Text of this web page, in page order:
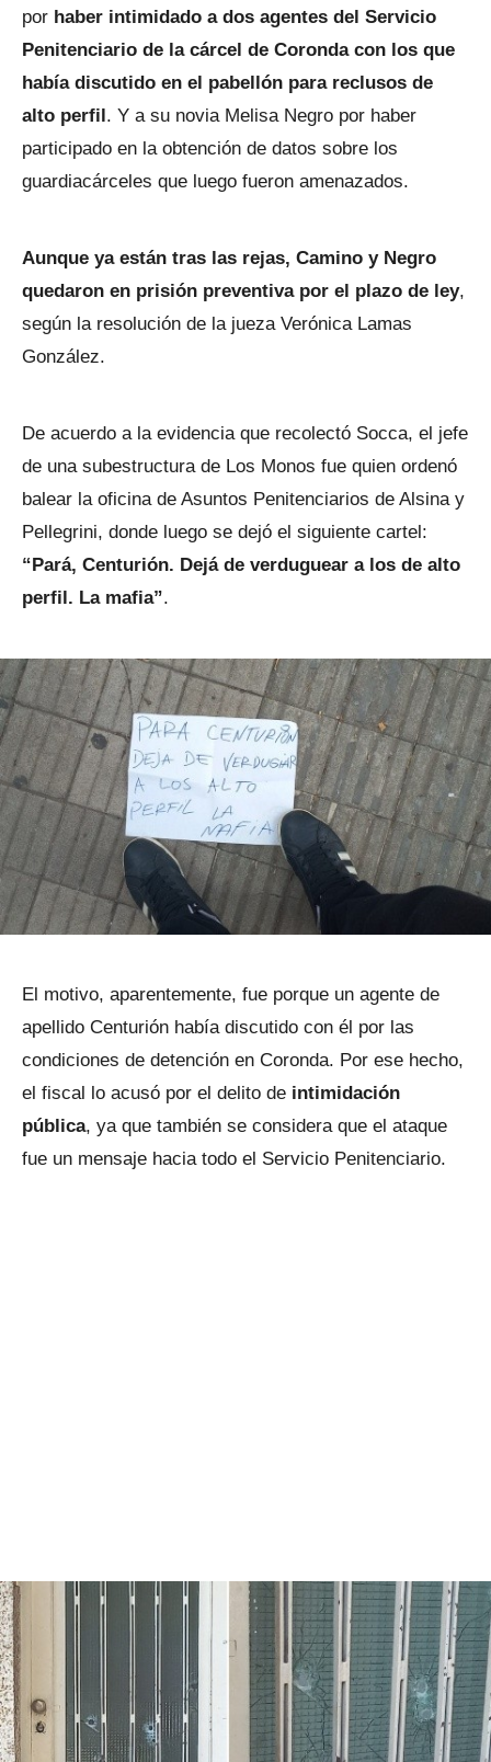
por haber intimidado a dos agentes del Servicio
Penitenciario de la cárcel de Coronda con los que
había discutido en el pabellón para reclusos de
alto perfil. Y a su novia Melisa Negro por haber
participado en la obtención de datos sobre los
guardiacárceles que luego fueron amenazados.
Aunque ya están tras las rejas, Camino y Negro
quedaron en prisión preventiva por el plazo de ley,
según la resolución de la jueza Verónica Lamas
González.
De acuerdo a la evidencia que recolectó Socca, el jefe
de una subestructura de Los Monos fue quien ordenó
balear la oficina de Asuntos Penitenciarios de Alsina y
Pellegrini, donde luego se dejó el siguiente cartel:
“Pará, Centurión. Dejá de verduguear a los de alto
perfil. La mafia”.
El motivo, aparentemente, fue porque un agente de
apellido Centurión había discutido con él por las
condiciones de detención en Coronda. Por ese hecho,
el fiscal lo acusó por el delito de intimidación
pública, ya que también se considera que el ataque
fue un mensaje hacia todo el Servicio Penitenciario.